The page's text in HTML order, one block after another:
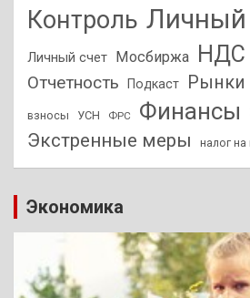
Контроль Личный
Личный счет Мосбиржа НДС
Отчетность Подкаст Рынки
взносы УСН ФРС Финансы
Экстренные меры налог
Экономика